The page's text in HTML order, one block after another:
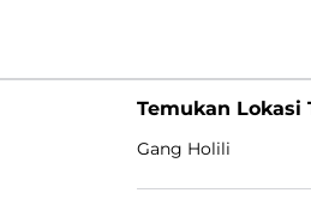
Temukan Lokasi
Gang Holili